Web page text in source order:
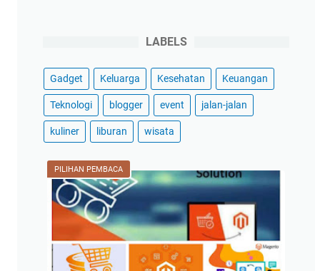
February(1)
January(1)
2024
(59)
November(2)
October(2)
September(42)
(2)
July(2)
LABELS
Gadget Keluarga Kesehatan Keuangan
Teknologi blogger event jalan-jalan
kuliner liburan wisata
PILIHAN PEMBACA